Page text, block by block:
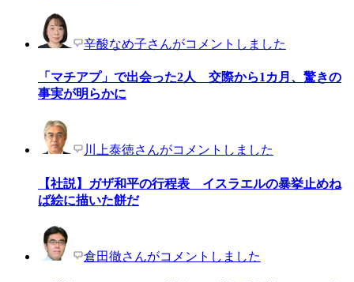
辛酸なめ子さんがコメントしました
「マチアプ」で出会った2人 交際から1カ月、驚きの
事実が明らかに
川上泰徳さんがコメントしました
【社説】ガザ和平の行程表 イスラエルの暴挙止めね
ば絵に描いた餅だ
倉田徹さんがコメントしました